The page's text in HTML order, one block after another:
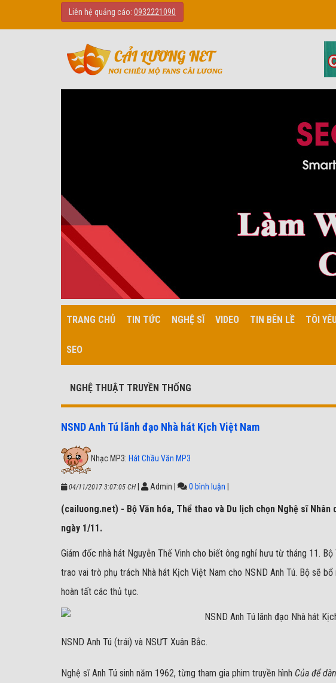
Liên hệ quảng cáo: 0932221090
TRANG CHỦ TIN TỨC NGHỆ SĨ VIDEO TIN BÊN LỀ TÔI
SEO
NGHỆ THUẬT TRUYỀN THỐNG
NSND Anh Tú lãnh đạo Nhà hát Kịch Việt Nam
Nhạc MP3: Hát Chầu Văn MP3
04/11/2017 3:07:05 CH Admin 0 bình luận
(cailuong.net) - Bộ Văn hóa, Thể thao và Du lịch chọn Nghệ sĩ
ngày 1/11.
Giám đốc nhà hát Nguyễn Thế Vinh cho biết ông nghỉ hưu từ tháng 11.
trao vai trò phụ trách Nhà hát Kịch Việt Nam cho NSND Anh Tú. Bộ sẽ
hoàn tất các thủ tục.
NSND Anh Tú (trái) và NSƯT Xuân Bắc.
Nghệ sĩ Anh Tú sinh năm 1962, từng tham gia phim truyền hình Của để